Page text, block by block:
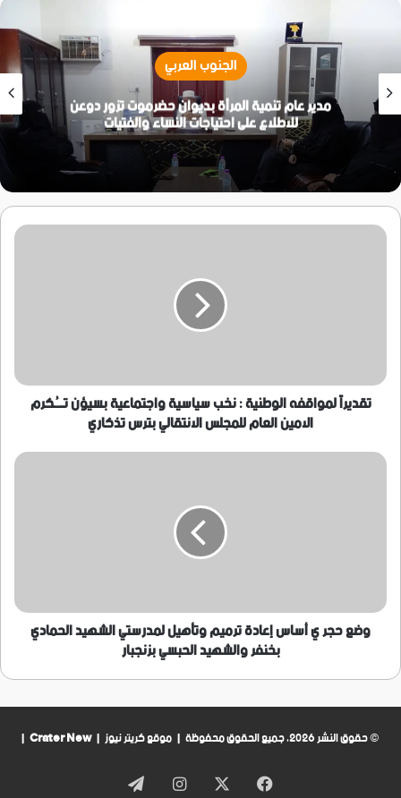
الجنوب العربي
مدير عام تنمية المرأة بديوان حضرموت تزور دوعن
للاطلاع على احتياجات النساء والفتيات
تقديراً
تــُكرم
الامين
العام
الانتقالي
تقديراً لمواقفه الوطنية : نخب سياسية واجتماعية بسيؤن تــُكرم
الامين العام للمجلس الانتقالي بترس تذكاري
وضع
الشهيد
الحمادي
بخنفر
الحبسي
بزنجبار
وضع حجر ي أساس إعادة ترميم وتأهيل لمدرستي الشهيد الحمادي
بخنفر والشهيد الحبسي بزنجبار
© حقوق النشر 2026، جميع الحقوق محفوظة | موقع كريتر نيوز | Crater New
|
فيسبوك انستقرامتيلقرام